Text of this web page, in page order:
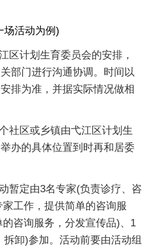
活动为例)
计划生育委员会的安排，
部门进行沟通协调。时间以
排为准，并据实际情况做相
区或乡镇由弋江区计划生
办的具体位置到时再和居委
定由3名专家(负责诊疗、咨
工作，提供简单的咨询服
咨询服务，分发宣传品)、1
卸)参加。活动前要由活动组